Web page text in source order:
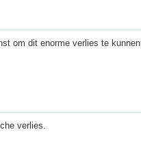
om dit enorme verlies te kunnen
verlies.